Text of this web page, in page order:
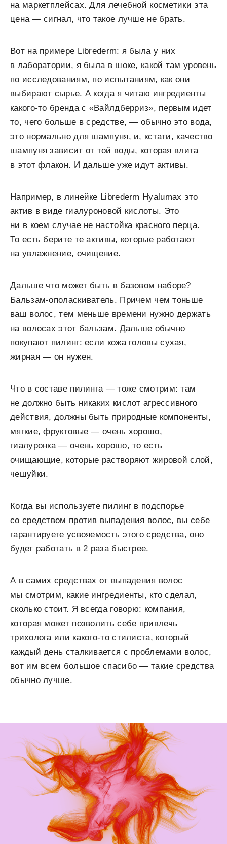
на маркетплейсах. Для лечебной косметики эта
цена — сигнал, что такое лучше не брать.
Вот на примере Librederm: я была у них
в лаборатории, я была в шоке, какой там уровень
по исследованиям, по испытаниям, как они
выбирают сырье. А когда я читаю ингредиенты
какого-то бренда с «Вайлдберриз», первым идет
то, чего больше в средстве, — обычно это вода,
это нормально для шампуня, и, кстати, качество
шампуня зависит от той воды, которая влита
в этот флакон. И дальше уже идут активы.
Например, в линейке Librederm Hyalumax это
актив в виде гиалуроновой кислоты. Это
ни в коем случае не настойка красного перца.
То есть берите те активы, которые работают
на увлажнение, очищение.
Дальше что может быть в базовом наборе?
Бальзам-ополаскиватель. Причем чем тоньше
ваш волос, тем меньше времени нужно держать
на волосах этот бальзам. Дальше обычно
покупают пилинг: если кожа головы сухая,
жирная — он нужен.
Что в составе пилинга — тоже смотрим: там
не должно быть никаких кислот агрессивного
действия, должны быть природные компоненты,
мягкие, фруктовые — очень хорошо,
гиалуронка — очень хорошо, то есть
очищающие, которые растворяют жировой слой,
чешуйки.
Когда вы используете пилинг в подспорье
со средством против выпадения волос, вы себе
гарантируете усвояемость этого средства, оно
будет работать в 2 раза быстрее.
А в самих средствах от выпадения волос
мы смотрим, какие ингредиенты, кто сделал,
сколько стоит. Я всегда говорю: компания,
которая может позволить себе привлечь
трихолога или какого-то стилиста, который
каждый день сталкивается с проблемами волос,
вот им всем большое спасибо — такие средства
обычно лучше.